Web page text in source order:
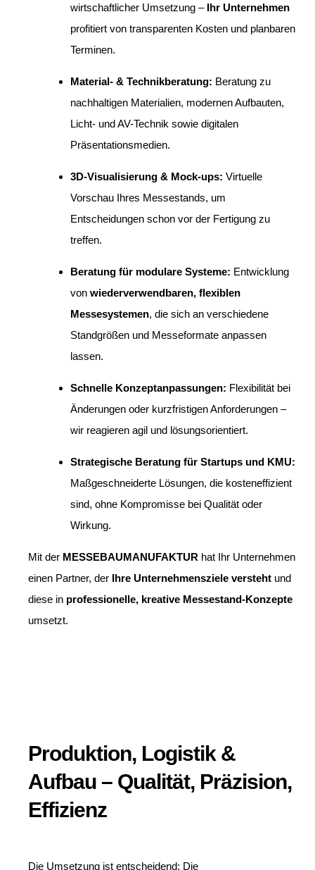
wirtschaftlicher Umsetzung – Ihr Unternehmen
profitiert von transparenten Kosten und planbaren
Terminen.
Material- & Technikberatung: Beratung zu
nachhaltigen Materialien, modernen Aufbauten,
Licht- und AV-Technik sowie digitalen
Präsentationsmedien.
3D-Visualisierung & Mock-ups: Virtuelle
Vorschau Ihres Messestands, um
Entscheidungen schon vor der Fertigung zu
treffen.
Beratung für modulare Systeme: Entwicklung
von wiederverwendbaren, flexiblen
Messesystemen, die sich an verschiedene
Standgrößen und Messeformate anpassen
lassen.
Schnelle Konzeptanpassungen: Flexibilität bei
Änderungen oder kurzfristigen Anforderungen –
wir reagieren agil und lösungsorientiert.
Strategische Beratung für Startups und KMU:
Maßgeschneiderte Lösungen, die kosteneffizient
sind, ohne Kompromisse bei Qualität oder
Wirkung.
Mit der MESSEBAUMANUFAKTUR hat Ihr Unternehmen
einen Partner, der Ihre Unternehmensziele versteht und
diese in professionelle, kreative Messestand-Konzepte
umsetzt.
Produktion, Logistik &
Aufbau – Qualität, Präzision,
Effizienz
Die Umsetzung ist entscheidend: Die